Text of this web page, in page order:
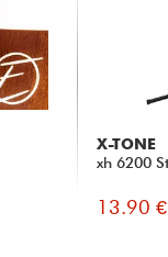
X-TONE
xh 6200
13.90 €